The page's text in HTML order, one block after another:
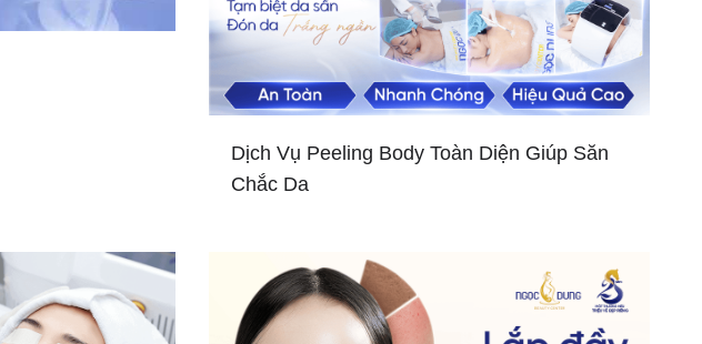
Dịch Vụ Peeling Body Toàn Diện Giúp Săn
Chắc Da